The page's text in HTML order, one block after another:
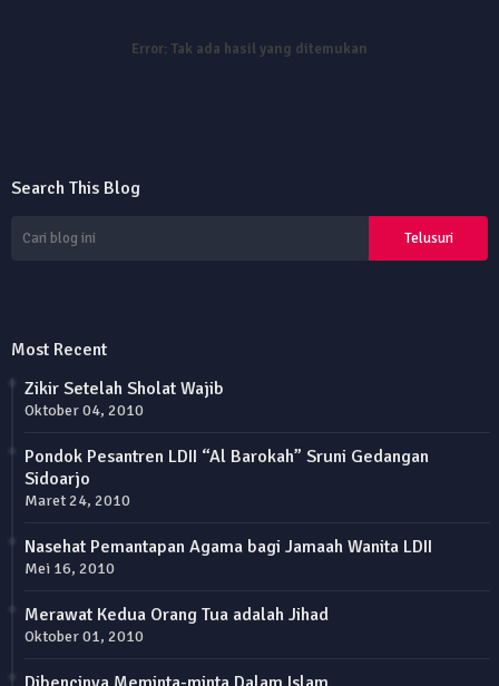
Error: Tak ada hasil yang ditemukan
Search This Blog
Most Recent
Zikir Setelah Sholat Wajib
Oktober 04, 2010
Pondok Pesantren LDII “Al Barokah” Sruni Gedangan
Sidoarjo
Maret 24, 2010
Nasehat Pemantapan Agama bagi Jamaah Wanita LDII
Mei 16, 2010
Merawat Kedua Orang Tua adalah Jihad
Oktober 01, 2010